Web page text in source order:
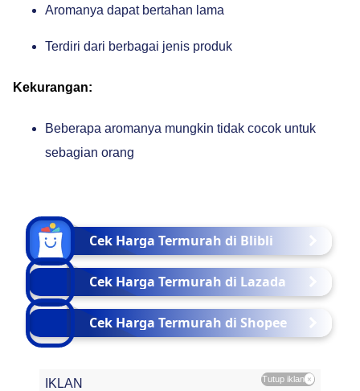
Aromanya dapat bertahan lama
Terdiri dari berbagai jenis produk
Kekurangan:
Beberapa aromanya mungkin tidak cocok untuk
sebagian orang
Cek Harga Termurah di Blibli
Cek Harga Termurah di Lazada
Cek Harga Termurah di Shopee
IKLAN Tutup iklan ×